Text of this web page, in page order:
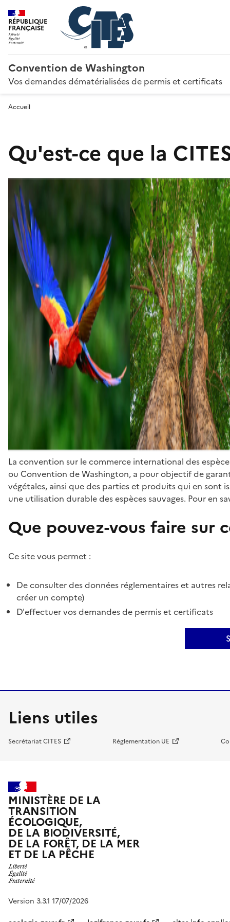
RÉPUBLIQUE
FRANÇAISE
Convention de Washington
Vos demandes dématérialisées de permis et certificats
Accueil
Qu'est-ce que la
La convention sur le commerce international des
ou Convention de Washington, a pour objectif de
végétales, ainsi que des parties et produits qui en sont
une utilisation durable des espèces sauvages. Pour en
Que pouvez-vous faire sur
Ce site vous permet :
De consulter des données réglementaires et autres
créer un compte)
D'effectuer vos demandes de permis et certificats
Liens utiles
Secrétariat CITES Réglementation UE
MINISTÈRE DE LA
TRANSITION
ÉCOLOGIQUE,
DE LA BIODIVERSITÉ,
DE LA FORÊT, DE LA MER
ET DE LA PÊCHE
Version 3.3.1 17/07/2026